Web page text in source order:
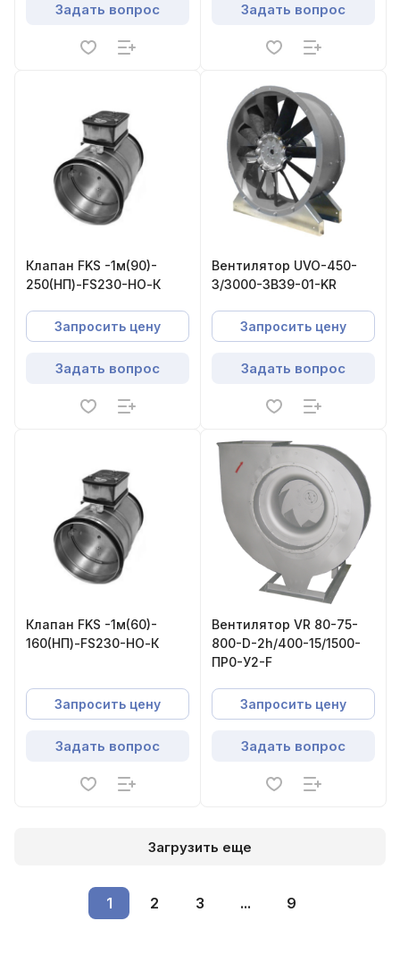
Задать вопрос Задать вопрос
Клапан FKS -1м(90)-
250(НП)-FS230-НО-К
Запросить цену
Задать вопрос
Вентилятор UVO-450-
3/3000-3В39-01-KR
Запросить цену
Задать вопрос
Клапан FKS -1м(60)-
160(НП)-FS230-НО-К
Запросить цену
Задать вопрос
Вентилятор VR 80-75-
800-D-2h/400-15/1500-
ПР0-У2-F
Запросить цену
Задать вопрос
Загрузить еще
1 2 3 ... 9